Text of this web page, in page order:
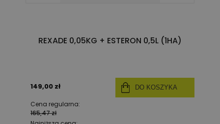
REXADE 0,05KG + ESTERON 0,5L (1HA)
149,00 zł
Cena regularna:
165,47 zł
DO KOSZYKA